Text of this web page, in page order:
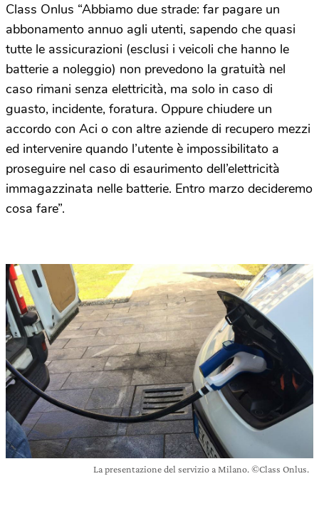
Class Onlus “Abbiamo due strade: far pagare un
abbonamento annuo agli utenti, sapendo che quasi
tutte le assicurazioni (esclusi i veicoli che hanno le
batterie a noleggio) non prevedono la gratuità nel
caso rimani senza elettricità, ma solo in caso di
guasto, incidente, foratura. Oppure chiudere un
accordo con Aci o con altre aziende di recupero mezzi
ed intervenire quando l’utente è impossibilitato a
proseguire nel caso di esaurimento dell’elettricità
immagazzinata nelle batterie. Entro marzo decideremo
cosa fare”.
La presentazione del servizio a Milano. ©Class Onlus.